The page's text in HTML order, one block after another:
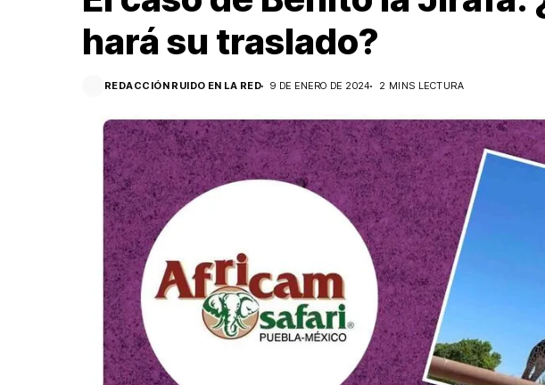
hará su traslado?
REDACCIÓN RUIDO EN LA RED 9 DE ENERO DE 2024 2 MINS LECTURA